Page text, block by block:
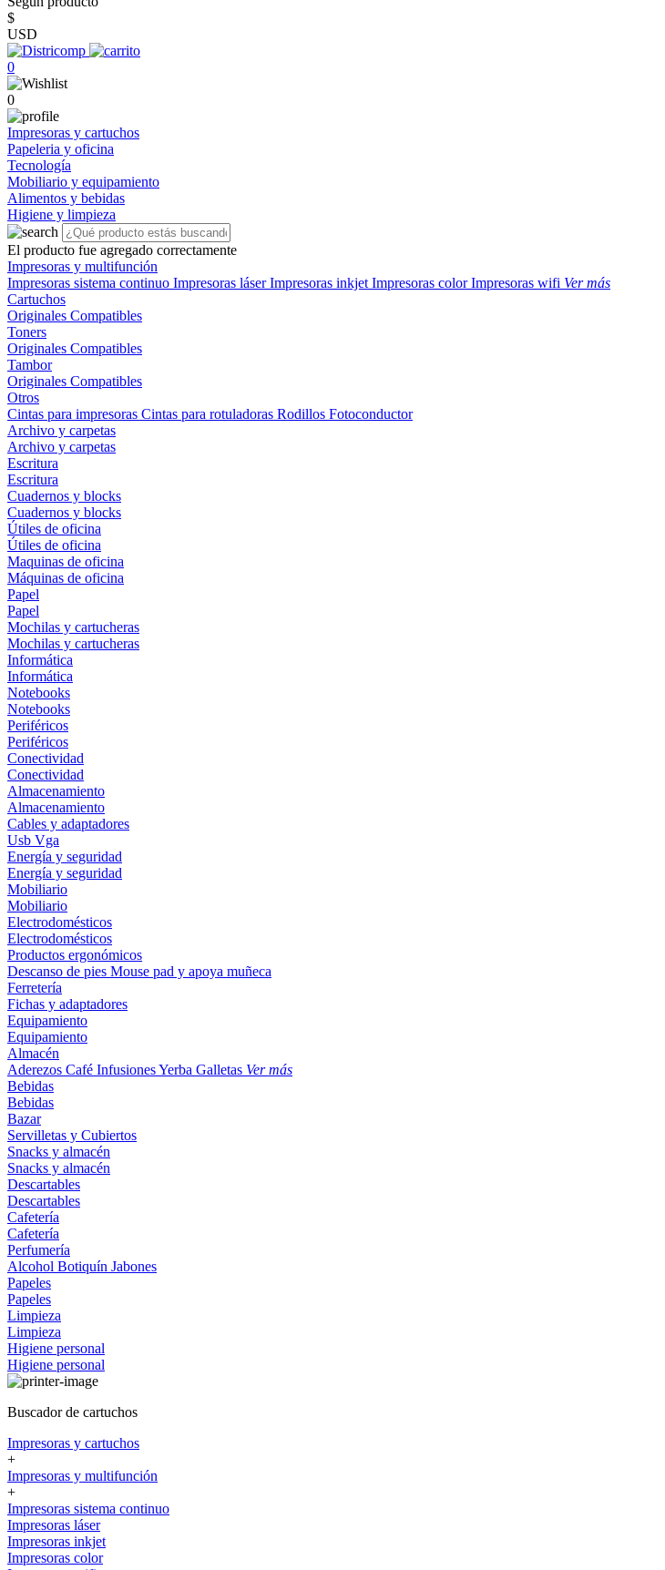
$
USD
0
0
Impresoras y cartuchos
Papeleria y oficina
Tecnología
Mobiliario y equipamiento
Alimentos y bebidas
Higiene y limpieza
El producto fue agregado correctamente
Impresoras y multifunción
Impresoras sistema continuo Impresoras láserImpresoras inkjet Impresoras colorImpresoras wifi Ver más
Cartuchos
Originales Compatibles
Toners
Originales Compatibles
Tambor
Originales Compatibles
Otros
Cintas para impresoras Cintas para rotuladoras Rodillos Fotoconductor
Archivo y carpetas
Archivo y carpetas
Escritura
Escritura
Cuadernos y blocks
Cuadernos y blocks
Útiles de oficina
Útiles de oficina
Maquinas de oficina
Máquinas de oficina
Papel
Papel
Mochilas y cartucheras
Mochilas y cartucheras
Informática
Informática
Notebooks
Notebooks
Periféricos
Periféricos
Conectividad
Conectividad
Almacenamiento
Almacenamiento
Cables y adaptadores
Usb Vga
Energía y seguridad
Energía y seguridad
Mobiliario
Mobiliario
Electrodomésticos
Electrodomésticos
Productos ergonómicos
Descanso de pies Mouse pad y apoya muñeca
Ferretería
Fichas y adaptadores
Equipamiento
Equipamiento
Almacén
Aderezos Café InfusionesYerba Galletas Ver más
Bebidas
Bebidas
Bazar
Servilletas y Cubiertos
Snacks y almacén
Snacks y almacén
Descartables
Descartables
Cafetería
Cafetería
Perfumería
Alcohol Botiquín Jabones
Papeles
Papeles
Limpieza
Limpieza
Higiene personal
Higiene personal
Buscador de cartuchos
Impresoras y cartuchos
+
Impresoras y multifunción
+
Impresoras sistema continuo
Impresoras láser
Impresoras inkjet
Impresoras color